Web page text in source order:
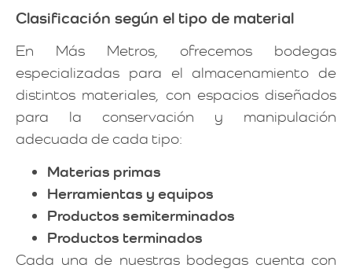
Clasificación según el tipo de material
En Más Metros, ofrecemos bodegas
especializadas para el almacenamiento de
distintos materiales, con espacios diseñados
para la conservación y manipulación
adecuada de cada tipo:
Materias primas
Herramientas y equipos
Productos semiterminados
Productos terminados
Cada una de nuestras bodegas cuenta con